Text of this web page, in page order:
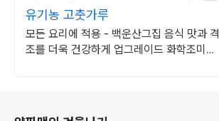
유기농 고춧가루
모든 요리에 적용 - 백운산그집 음식 맛과 격
조를 더욱 건강하게 업그레이드 화학조미료